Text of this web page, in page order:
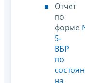
Отчет
по
форме
5-
ВБР
по
на